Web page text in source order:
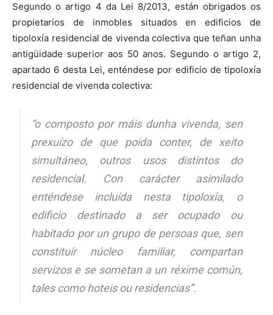
Segundo o artigo 4 da Lei 8/2013, están obrigados os
propietarios de inmobles situados en edificios de
tipoloxía residencial de vivenda colectiva que teñan unha
antigüidade superior aos 50 anos. Segundo o artigo 2,
apartado 6 desta Lei, enténdese por edificio de tipoloxía
residencial de vivenda colectiva:
“o composto por máis dunha vivenda, sen
prexuízo de que poida conter, de xeito
simultáneo, outros usos distintos do
residencial. Con carácter asimilado
enténdese incluída nesta tipoloxía, o
edificio destinado a ser ocupado ou
habitado por un grupo de persoas que, sen
constituír núcleo familiar, compartan
servizos e se sometan a un réxime común,
tales como hoteis ou residencias”.